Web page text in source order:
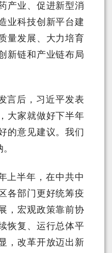
产业、促进新型消
业科技创新平台建
量发展、大力培育
新链和产业链布局
言后，习近平发表
大家就做好下半年
的意见建议。我们
上半年，在中共中
各部门更好统筹疫
，宏观政策靠前协
恢复、运行总体平
，改革开放迈出新